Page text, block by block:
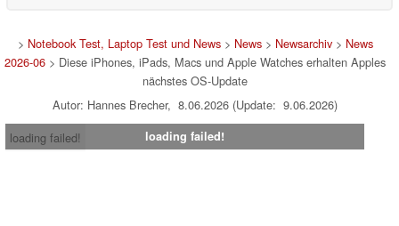
> Notebook Test, Laptop Test und News> News> Newsarchiv> News
2026-06 > Diese iPhones, iPads, Macs und Apple Watches erhalten Apples
nächstes OS-Update
Autor: Hannes Brecher, 8.06.2026 (Update: 9.06.2026)
loading failed!
loading failed!